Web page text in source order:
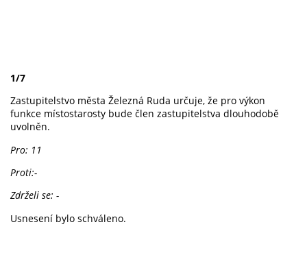
1/7
Zastupitelstvo města Železná Ruda určuje, že pro výkon
funkce místostarosty bude člen zastupitelstva dlouhodobě
uvolněn.
Pro: 11
Proti:-
Zdrželi se: -
Usnesení bylo schváleno.